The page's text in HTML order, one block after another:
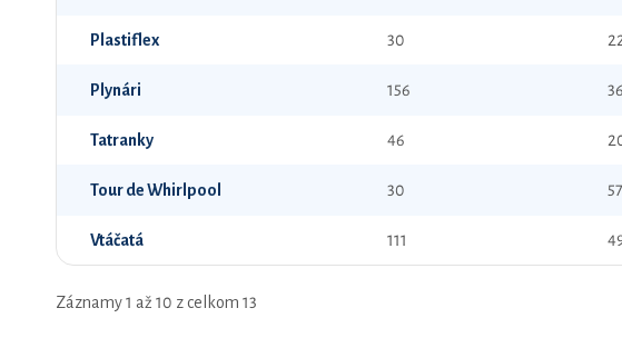
Plastiflex 30
Plynári 156
Tatranky 46
Tour de Whirlpool 30
Vtáčatá 111
Záznamy 1 až 10 z celkom 13